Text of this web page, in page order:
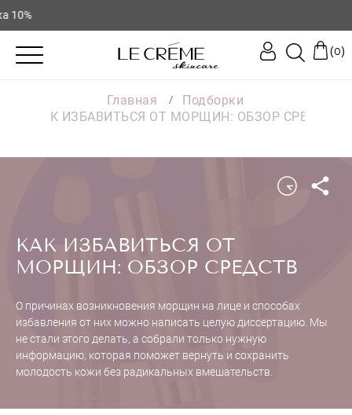
(0)
Главная
Подборки
КАК ИЗБАВИТЬСЯ ОТ МОРЩИН: ОБЗОР СРЕДСТВ
КАК ИЗБАВИТЬСЯ ОТ
МОРЩИН: ОБЗОР СРЕДСТВ
О причинах возникновения морщин на лице и способах
избавления от них можно написать целую диссертацию. Мы
не стали этого делать, а собрали только нужную
информацию, которая поможет вернуть и сохранить
молодость кожи без радикальных вмешательств.